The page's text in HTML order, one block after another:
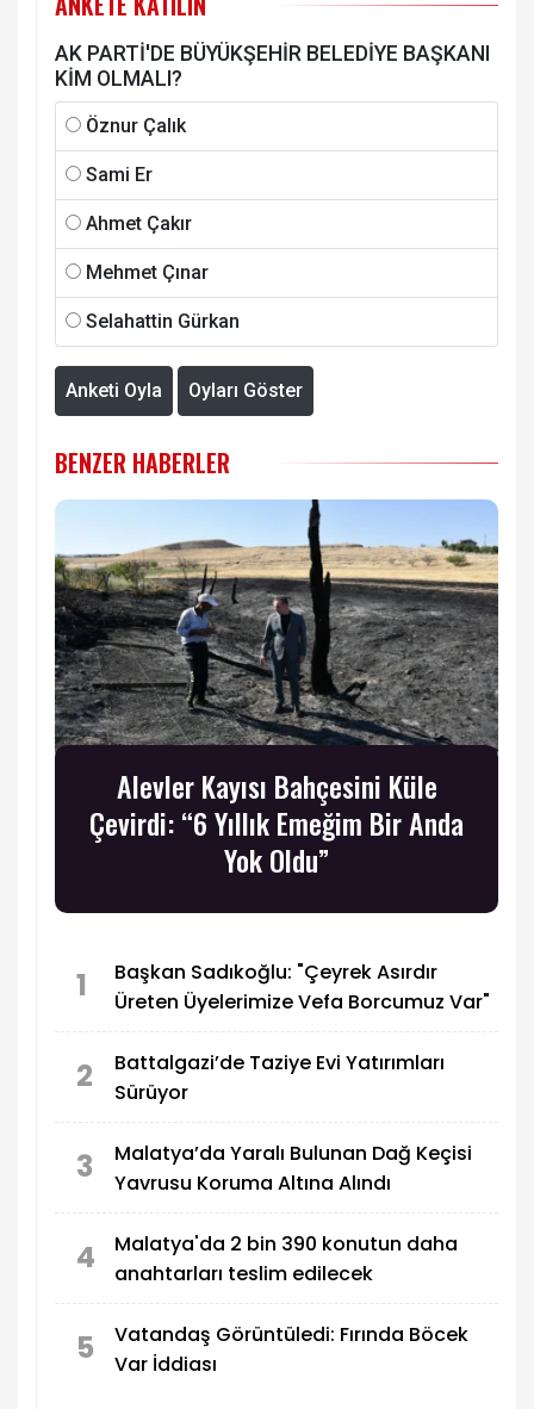
AK PARTİ'DE BÜYÜKŞEHİR BELEDİYE BAŞKANI
KİM OLMALI?
Öznur Çalık
Sami Er
Ahmet Çakır
Mehmet Çınar
Selahattin Gürkan
Anketi Oyla Oyları Göster
BENZER HABERLER
Alevler Kayısı Bahçesini Küle
Çevirdi: “6 Yıllık Emeğim Bir Anda
Yok Oldu”
1
Başkan Sadıkoğlu: "Çeyrek Asırdır
Üreten Üyelerimize Vefa Borcumuz Var"
2
Battalgazi’de Taziye Evi Yatırımları
Sürüyor
3
Malatya’da Yaralı Bulunan Dağ Keçisi
Yavrusu Koruma Altına Alındı
4
Malatya'da 2 bin 390 konutun daha
anahtarları teslim edilecek
5
Vatandaş Görüntüledi: Fırında Böcek
Var İddiası